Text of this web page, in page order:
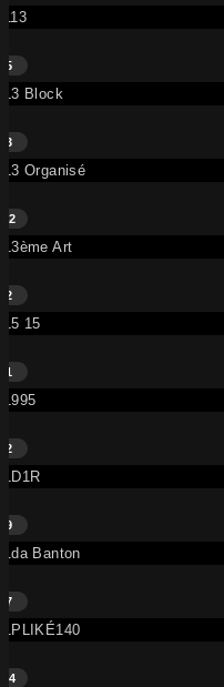
113
5
13 Block
3
13 Organisé
42
13ème Art
2
15 15
1
1995
2
1D1R
9
1da Banton
7
1PLIKÉ140
24